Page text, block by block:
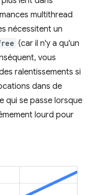
multithread
nécessitent un
(car il n'y a qu'un
vous
ralentissements si
dans de
qui se passe lorsque
lourd pour